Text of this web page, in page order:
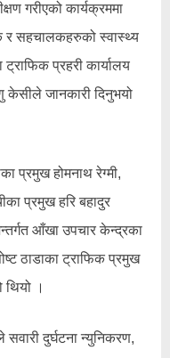
गरीएको कार्यक्रममा
र सहचालकहरुको स्वास्थ्य
प्रहरी कार्यालय
केसीले जानकारी दिनुभयो
प्रमुख होमनाथ रेग्मी,
प्रमुख हरि बहादुर
आँखा उपचार केन्द्रका
ठाडाका ट्राफिक प्रमुख
थियो ।
दुर्घटना न्युनिकरण,